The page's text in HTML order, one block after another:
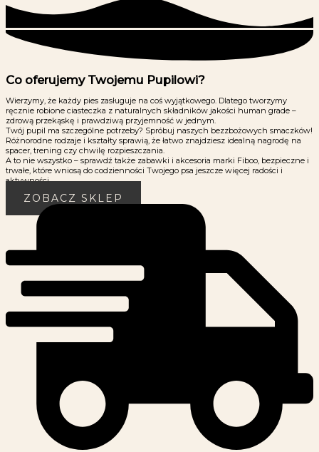
Co oferujemy Twojemu Pupilowi?
Wierzymy, że każdy pies zasługuje na coś wyjątkowego. Dlatego tworzymy
ręcznie robione ciasteczka z naturalnych składników jakości human grade –
zdrową przekąskę i prawdziwą przyjemność w jednym.
Twój pupil ma szczególne potrzeby? Spróbuj naszych bezzbożowych smaczków!
Różnorodne rodzaje i kształty sprawią, że łatwo znajdziesz idealną nagrodę na
spacer, trening czy chwilę rozpieszczania.
A to nie wszystko – sprawdź także zabawki i akcesoria marki Fiboo, bezpieczne i
trwałe, które wniosą do codzienności Twojego psa jeszcze więcej radości i
aktywności.
ZOBACZ SKLEP